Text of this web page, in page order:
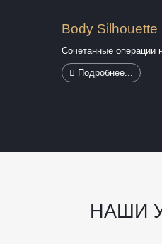
Body Silhouette
Сочетанные операции
Подробнее...
НАШИ